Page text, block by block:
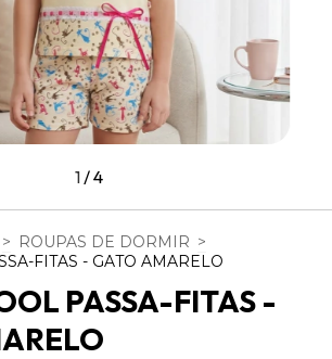
1 /4
> ROUPAS DE DORMIR >
FITAS - GATO AMARELO
PASSA-FITAS -